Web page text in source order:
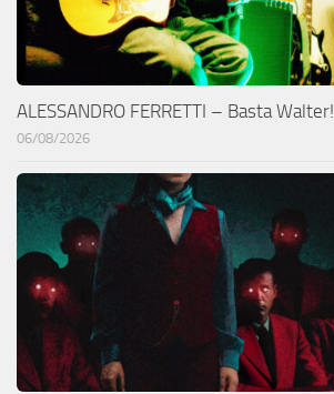
ALESSANDRO FERRETTI – Basta Walter!
06/08/2026